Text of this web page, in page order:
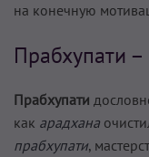
на конечную
Прабхупати
Прабхупати
как арадхана
прабхупати,